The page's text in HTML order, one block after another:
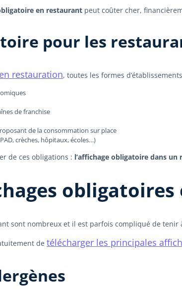
en restaurant peut coûter cher,
pour les
restauration, toutes les formes
de franchise
de la consommation sur place
crèches, hôpitaux, écoles…)
de ces obligations : l’affichage obligatoire dans un
sont nombreux et il est parfois compliqué de
de télécharger les principales